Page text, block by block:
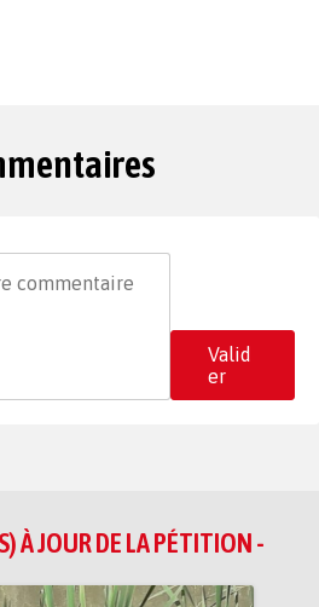
Valid
er
À JOUR DE LA PÉTITION -